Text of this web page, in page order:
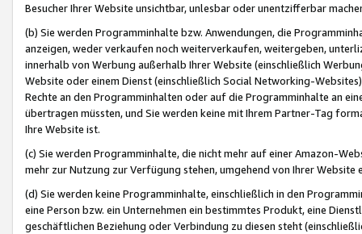
Besucher Ihrer Website unsichtbar, unlesbar oder unentzifferbar
(b) Sie werden Programminhalte bzw. Anwendungen, die
anzeigen, weder verkaufen noch weiterverkaufen, weitergeben,
innerhalb von Werbung außerhalb Ihrer Website (einschließlich
Website oder einem Dienst (einschließlich Social Networking-
Rechte an den Programminhalten oder auf die Programminhalte an
übertragen müssten, und Sie werden keine mit Ihrem Partner-Tag
Ihre Website ist.
(c) Sie werden Programminhalte, die nicht mehr auf einer Amazon-
mehr zur Nutzung zur Verfügung stehen, umgehend von Ihrer
(d) Sie werden keine Programminhalte, einschließlich in den
eine Person bzw. ein Unternehmen ein bestimmtes Produkt, eine
geschäftlichen Beziehung oder Verbindung zu diesen steht